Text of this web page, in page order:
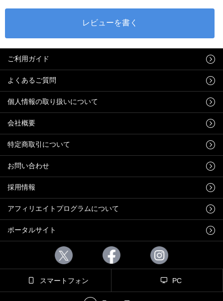
ご利用ガイド
よくあるご質問
個人情報の取り扱いについて
会社概要
特定商取引について
お問い合わせ
採用情報
アフィリエイトプログラムについて
ポータルサイト
スマートフォン PC